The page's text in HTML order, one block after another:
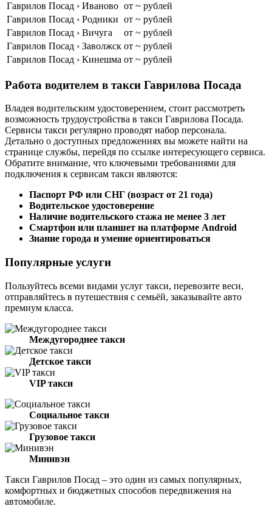
Гаврилов Посад › Иваново от ~ рублей
Гаврилов Посад › Родники от ~ рублей
Гаврилов Посад › Вичуга
от ~ рублей
Гаврилов Посад › Заволжск от ~ рублей
Гаврилов Посад › Кинешма от ~ рублей
Работа водителем в такси Гаврилова Посада
Владея водительским удостоверением, стоит рассмотреть
возможность трудоустройства в такси Гаврилова Посада.
Сервисы такси регулярно проводят набор персонала.
Детально о доступных предложениях вы можете найти на
странице службы, перейдя по ссылке интересующего сервиса.
Обратите внимание, что ключевыми требованиями для
подключения к сервисам такси являются:
Паспорт РФ или СНГ (возраст от 21 года)
Водительское удостоверение
Наличие водительского стажа не менее 3 лет
Смартфон или планшет на платформе Android
Знание города и умение ориентироваться
Популярные услуги
Пользуйтесь всеми видами услуг такси, перевозите веси,
отправляйтесь в путешествия с семьёй, заказывайте авто
премиум класса.
Междугороднее такси
Детское такси
VIP такси
Социальное такси
Грузовое такси
Минивэн
Такси Гаврилов Посад – это один из самых популярных,
комфортных и бюджетных способов передвижения на
автомобиле.